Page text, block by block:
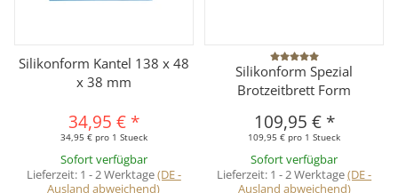
Silikonform Kantel 138 x 48
x 38 mm
34,95 € *
34,95 € pro 1 Stueck
Sofort verfügbar
Lieferzeit: 1 - 2 Werktage(DE -
Ausland abweichend)
Silikonform Spezial
Brotzeitbrett Form
109,95 € *
109,95 € pro 1 Stueck
Sofort verfügbar
Lieferzeit: 1 - 2 Werktage(DE -
Ausland abweichend)